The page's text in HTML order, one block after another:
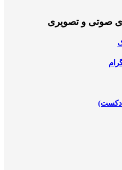
صوتی و تصویری